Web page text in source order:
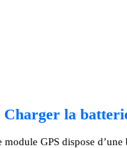
Charger la
module GPS dispose